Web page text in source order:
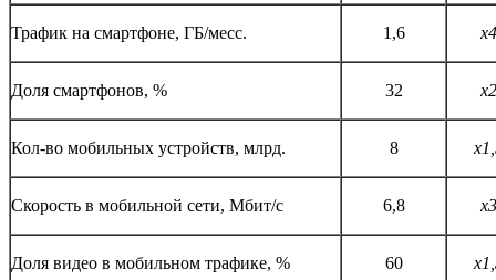
Трафик на смартфоне, ГБ/месс. 1,6 х4
Доля смартфонов, % 32 х2
Кол-во мобильных устройств, млрд. 8
Скорость в мобильной сети, Мбит/с 6,8 х3
Доля видео в мобильном трафике, % 60